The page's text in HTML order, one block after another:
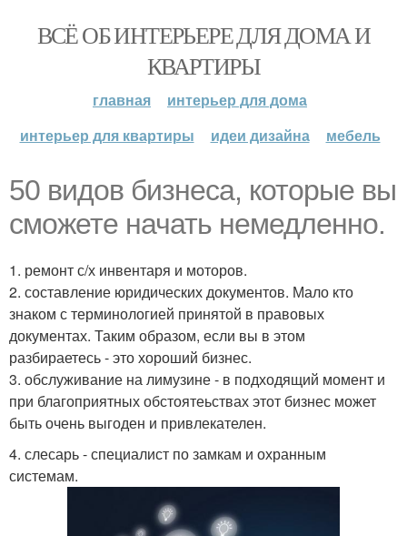
ВСЁ ОБ ИНТЕРЬЕРЕ ДЛЯ ДОМА И
КВАРТИРЫ
главная
интерьер для дома
интерьер для квартиры
идеи дизайна мебель
50 видов бизнеса, которые вы
сможете начать немедленно.
1. ремонт с/х инвентаря и моторов.
2. составление юридических документов. Мало кто
знаком с терминологией принятой в правовых
документах. Таким образом, если вы в этом
разбираетесь - это хороший бизнес.
3. обслуживание на лимузине - в подходящий момент и
при благоприятных обстоятеьствах этот бизнес может
быть очень выгоден и привлекателен.
4. слесарь - специалист по замкам и охранным
системам.